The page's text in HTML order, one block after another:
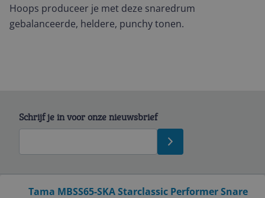
Hoops produceer je met deze snaredrum
gebalanceerde, heldere, punchy tonen.
Tama MBSS65-SKA Starclassic Performer Snare
Schrijf je in voor onze nieuwsbrief